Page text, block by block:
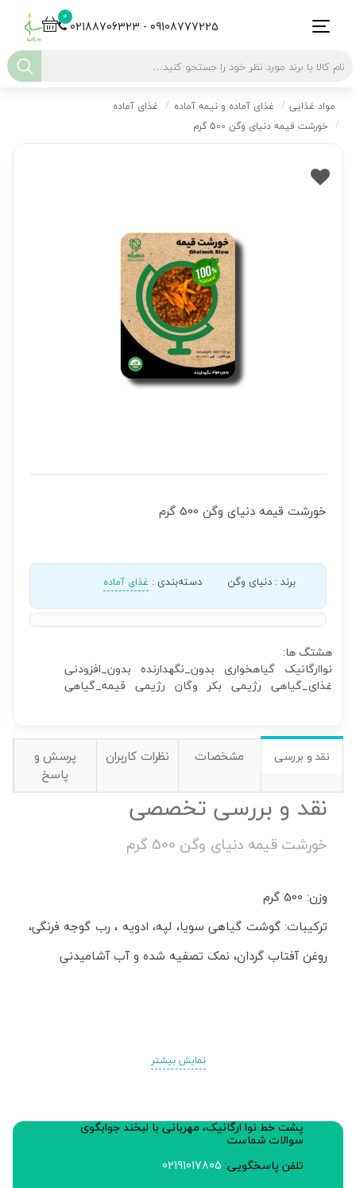
0
02188706323 - 09108777225
مواد غذایی غذای آماده و نیمه آماده
غذای آماده
خورشت قیمه دنیای وگن 500 گرم
خورشت قیمه دنیای وگن 500 گرم
برند: دنیای وگن دسته‌بندی : غذای آماده
هشتگ ها:
نواارگانیک گیاهخواری بدون_نگهدارنده بدون_افزودنی
غذای_گیاهی رژیمی بکر وگان رژیمی قیمه_گیاهی
نقد و بررسی مشخصات نظرات کاربران
پرسش و
پاسخ
نقد و بررسی تخصصی
خورشت قیمه دنیای وگن 500 گرم
وزن: 500 گرم
ترکیبات: گوشت گیاهی سویا، لپه، ادویه ، رب گوجه فرنگی،
روغن آفتاب گردان، نمک تصفیه شده و آب آشامیدنی
نمایش بیشتر
پشت خط نوا ارگانیک، مهربانی با لبخند جوابگوی
سوالات شماست
تلفن پاسخگویی: 02191017805